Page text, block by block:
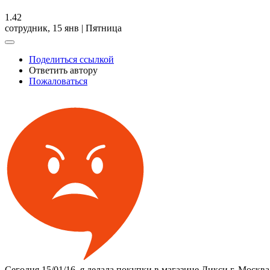
1.42
сотрудник, 15 янв | Пятница
Поделиться ссылкой
Ответить автору
Пожаловаться